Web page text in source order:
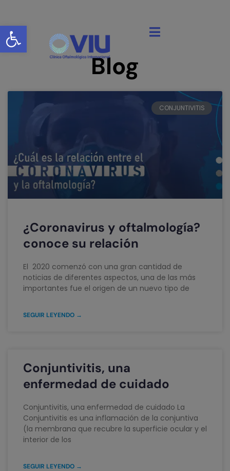
Abrir barra de herramientas
Blog
CONJUNTIVITIS
¿Coronavirus y oftalmología?
conoce su relación
El 2020 comenzó con una gran cantidad de
noticias de diferentes aspectos, una de las más
importantes fue el origen de un nuevo tipo de
SEGUIR LEYENDO →
Conjuntivitis, una
enfermedad de cuidado
Conjuntivitis, una enfermedad de cuidado La
Conjuntivitis es una inflamación de la conjuntiva
(la membrana que recubre la superficie ocular y el
interior de los
SEGUIR LEYENDO →